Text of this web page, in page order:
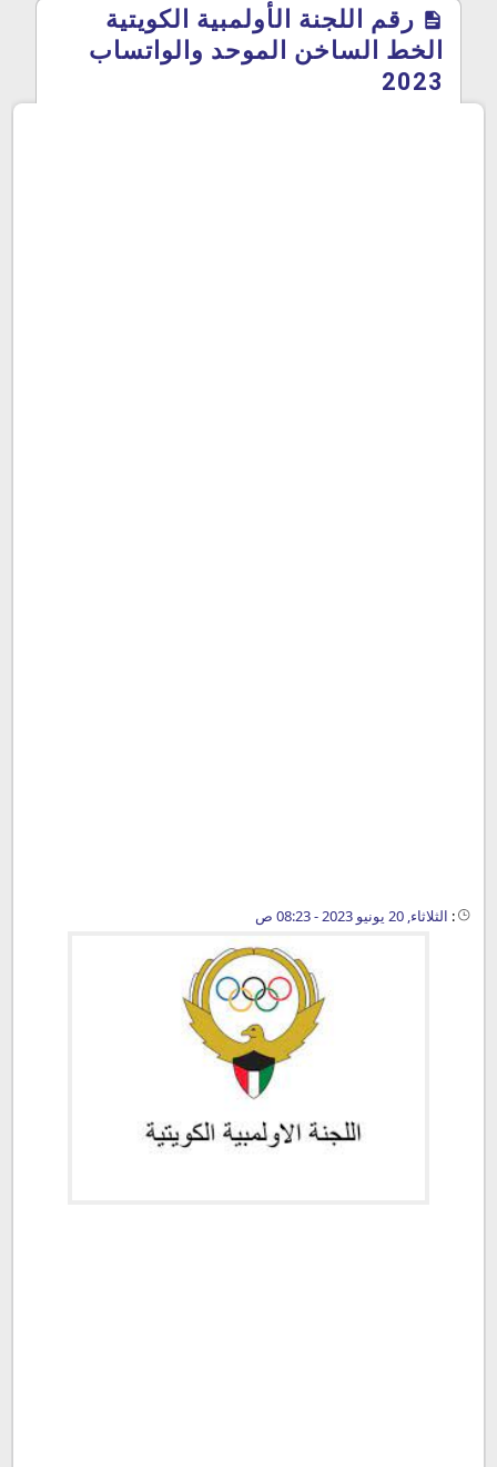
رقم اللجنة الأولمبية الكويتية
الخط الساخن الموحد والواتساب
2023
: الثلاثاء, 20 يونيو 2023 - 08:23 ص